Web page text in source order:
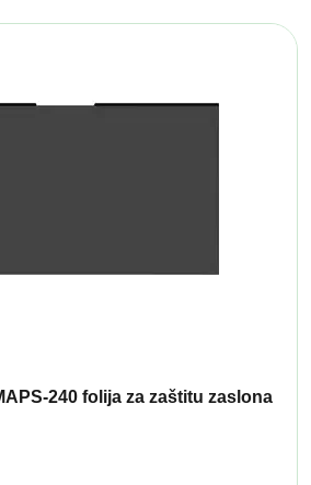
240 folija za zaštitu zaslona